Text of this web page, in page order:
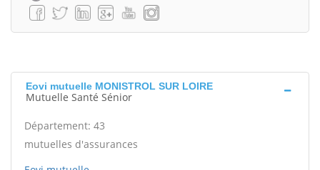
Eovi mutuelle MONISTROL SUR LOIRE
Mutuelle Santé Sénior
Département: 43
mutuelles d'assurances